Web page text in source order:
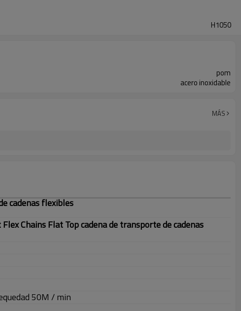
H1050
pom
acero inoxidable
MÁS
cadenas flexibles
Chains Flat Top cadena de transporte de cadenas
50M / min